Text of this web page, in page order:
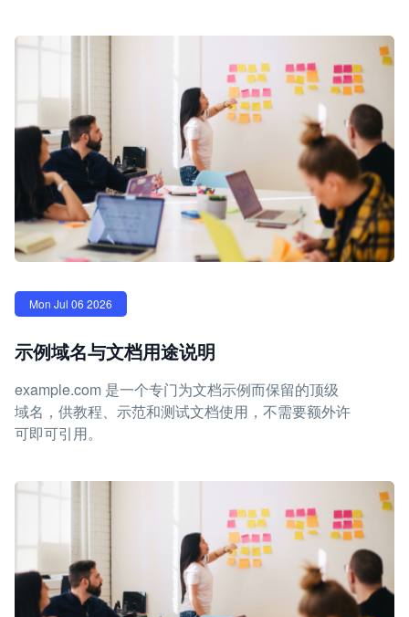
Mon Jul 06 2026
示例域名与文档用途说明
example.com 是一个专门为文档示例而保留的顶级
域名，供教程、示范和测试文档使用，不需要额外许
可即可引用。